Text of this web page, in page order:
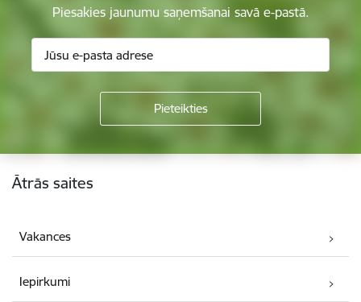
Piesakies jaunumu saņemšanai savā e-pastā.
Kājene
Ātrās saites
Vakances
Iepirkumi